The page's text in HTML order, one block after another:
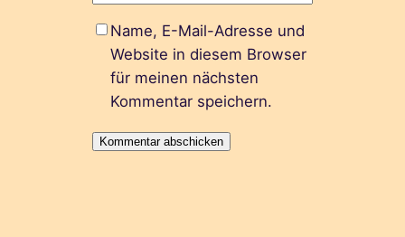
Name, E-Mail-Adresse und
Website in diesem Browser
für meinen nächsten
Kommentar speichern.